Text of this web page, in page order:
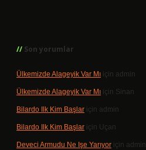
Son yorumlar
Ülkemizde Alageyik Var Mı için admin
Ülkemizde Alageyik Var Mı için Sinan
Bilardo Ilk Kim Başlar için admin
Bilardo Ilk Kim Başlar için Uçan
Deveci Armudu Ne Işe Yarıyor için admin